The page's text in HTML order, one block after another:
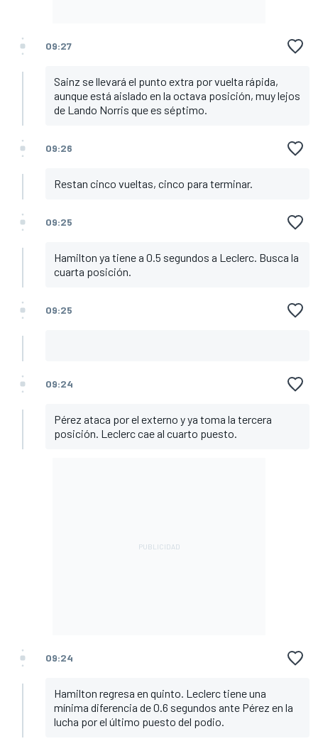
09:27
Sainz se llevará el punto extra por vuelta rápida,
aunque está aislado en la octava posición, muy lejos
de Lando Norris que es séptimo.
09:26
Restan cinco vueltas, cinco para terminar.
09:25
Hamilton ya tiene a 0.5 segundos a Leclerc. Busca la
cuarta posición.
09:25
09:24
Pérez ataca por el externo y ya toma la tercera
posición. Leclerc cae al cuarto puesto.
09:24
Hamilton regresa en quinto. Leclerc tiene una
mínima diferencia de 0.6 segundos ante Pérez en la
lucha por el último puesto del podio.